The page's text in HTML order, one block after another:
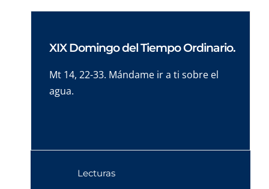
XIX Domingo del Tiempo Ordinario.
Mt 14, 22-33. Mándame ir a ti sobre el
agua.
Lecturas